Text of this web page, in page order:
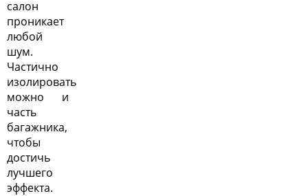
салон
проникает
любой
шум.
Частично
изолировать
можно и
часть
багажника,
чтобы
достичь
лучшего
эффекта.